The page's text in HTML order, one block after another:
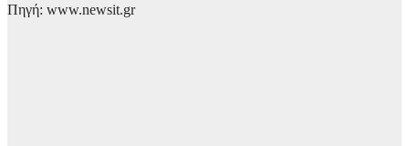
Πηγή: www.newsit.gr